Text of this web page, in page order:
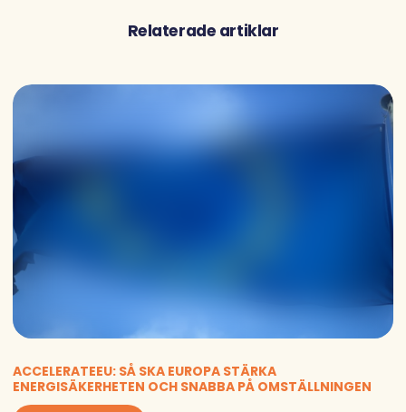
Relaterade artiklar
ACCELERATEEU: SÅ SKA EUROPA STÄRKA
ENERGISÄKERHETEN OCH SNABBA PÅ OMSTÄLLNINGEN